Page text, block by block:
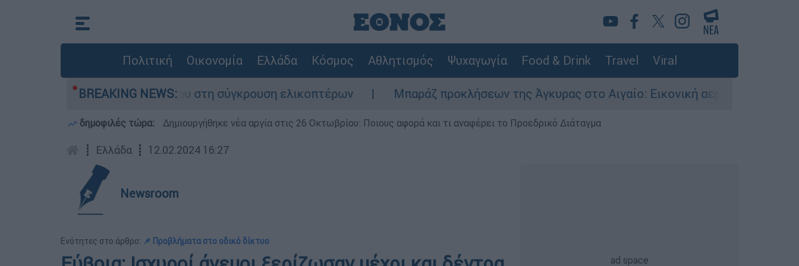
Πολιτική Οικονομία Ελλάδα Κόσμος Αθλητισμός Ψυχαγωγία Food & Drink Travel Viral
BREAKING NEWS:
που έχασε τη ζωή του στη σύγκρουση ελικοπτέρων Μπαράζ προκλήσεων της Άγκυρας στο Αιγαίο: Εικονική αερομαχία ανάμεσα σε
δημοφιλές τώρα: Δημιουργήθηκε νέα αργία στις 26 Οκτωβρίου: Ποιους αφορά και τι αναφέρει το Προεδρικό Διάταγμα
┋ Ελλάδα ┋ 12.02.2024 16:27
Newsroom
Ενότητες στο άρθρο: 📌 Προβλήματα στο οδικό δίκτυο